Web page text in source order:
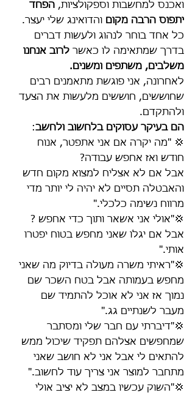
ואכנס למחשבות וספקולציות, הפחד
יתפוס הרבה מקום והדואינג שלי יעצר.
כל אחד בוחר לנהוג ולעשות דברים
בדרך שמתאימה לו כאשר לרוב אנחנו
משלבים, משתפים ומשנים.
לאחרונה, אני פוגשת מתאמנים רבים
שחוששים, חוששים מלעשות את הצעד
ולהתקדם.
הם בעיקר עסוקים בלחשוב ולחשב:
💢 "מה יקרה אם אני אתפטר, אנוח
חודש ואז אחפש עבודה?
אבל אם לא אצליח למצוא מקום חדש
והאבטלה תסיים לא יהיה לי יותר מדי
מרווח נשימה כלכלי."
💢"אולי אני אשאר ותוך כדי אחפש ?
אבל אם יגלו שאני מחפש בטוח יפטרו
אותי."
💢"ראיתי משרה מעולה בדיוק מה שאני
מחפש בעמותה אבל בטח השכר שם
נמוך אז אני לא אוכל להתמיד שם
מעבר לשנתיים גג."
💢"דיברתי עם חבר שלי ומסתבר
שמחפשים אצלהם תפקיד שיכול ממש
להתאים לי אבל אני לא חושב שאני
מתחבר למוצר אני צריך עוד לחשוב."
💢"השוק עכשיו במצב לא יציב אולי